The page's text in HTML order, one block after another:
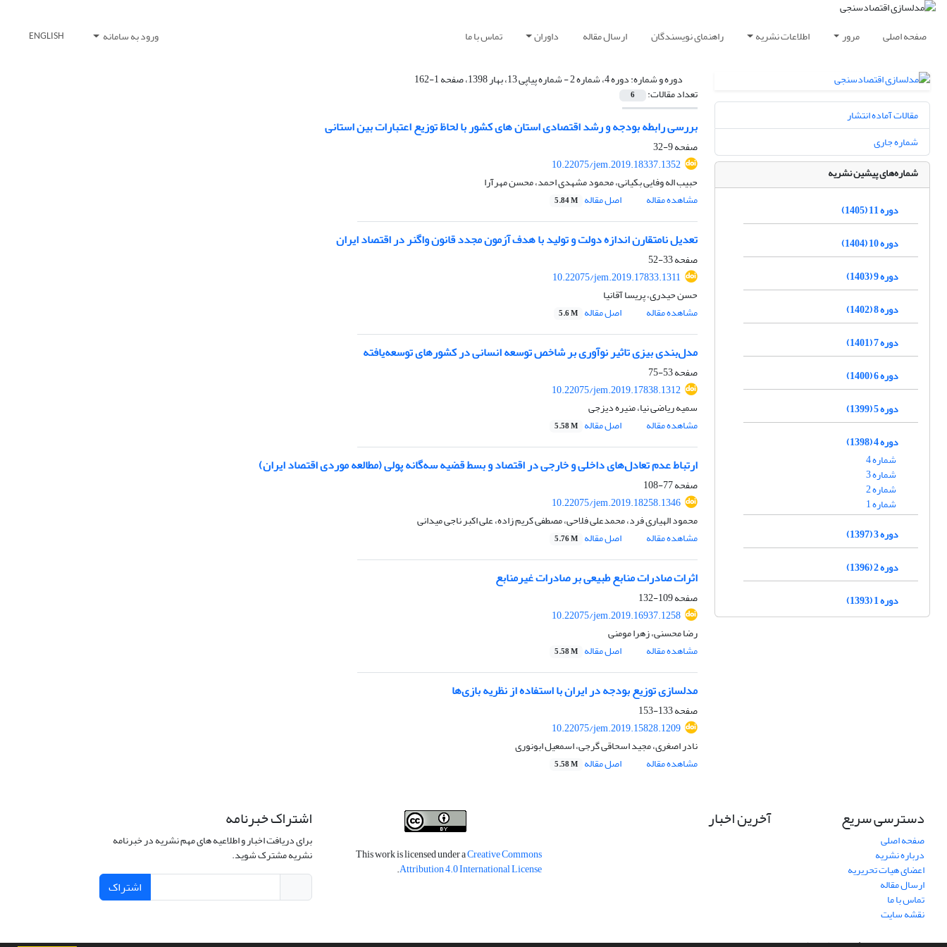
صفحه اصلی مرور اطلاعات نشریه راهنمای نویسندگان ارسال مقاله داوران تماس با ما ورود به سامانه ENGLISH
دوره و شماره:دوره 4، شماره 2 - شماره پیاپی 13، بهار 1398، صفحه 1-162
تعداد مقالات: 6
بررسی رابطه بودجه و رشد اقتصادی استان های کشور با لحاظ توزیع اعتبارات بین استانی
صفحه9-32
10.22075/jem.2019.18337.1352
حبیب اله وفایی بکیانی، محمود مشهدی احمد، محسن مهرآرا
مشاهده مقاله
اصل مقاله 5.84 M
تعدیل نامتقارن اندازه دولت و تولید با هدف آزمون مجدد قانون واگنر در اقتصاد ایران
صفحه33-52
10.22075/jem.2019.17833.1311
حسن حیدری، پریسا آقانیا
مشاهده مقاله
اصل مقاله 5.6 M
مدل‌بندی بیزی تاثیر نوآوری بر شاخص توسعه انسانی در کشورهای توسعه‌یافته
صفحه53-75
10.22075/jem.2019.17838.1312
سمیه ریاضی نیا، منیره دیزجی
مشاهده مقاله
اصل مقاله 5.58 M
ارتباط عدم تعادل‌های داخلی و خارجی در اقتصاد و بسط قضیه‌ سه‌گانه پولی (مطالعه موردی اقتصاد ایران)
صفحه77-108
10.22075/jem.2019.18258.1346
محمود الهیاری فرد، محمدعلی فلاحی، مصطفی کریم زاده، علی اکبر ناجی میدانی
مشاهده مقاله
اصل مقاله 5.76 M
اثرات صادرات منابع طبیعی بر صادرات غیرمنابع
صفحه109-132
10.22075/jem.2019.16937.1258
رضا محسنی، زهرا مومنی
مشاهده مقاله
اصل مقاله 5.58 M
مدلسازی توزیع بودجه در ایران با استفاده از نظریه بازی‌ها
صفحه133-153
10.22075/jem.2019.15828.1209
نادر اصغری، مجید اسحاقی گرجی، اسمعیل ابونوری
مشاهده مقاله
اصل مقاله 5.58 M
مقالات آماده انتشار
شماره جاری
شماره‌های پیشین نشریه
دوره 11 (1405)
دوره 10 (1404)
دوره 9 (1403)
دوره 8 (1402)
دوره 7 (1401)
دوره 6 (1400)
دوره 5 (1399)
دوره 4 (1398)
شماره 4
شماره 3
شماره 2
شماره 1
دوره 3 (1397)
دوره 2 (1396)
دوره 1 (1393)
دسترسی سریع
صفحه اصلی
درباره نشریه
اعضای هیات تحریریه
ارسال مقاله
تماس با ما
نقشه سایت
آخرین اخبار
This work is licensed under aCreative Commons
Attribution 4.0 International License
.
اشتراک خبرنامه
برای دریافت اخبار و اطلاعیه های مهم نشریه در خبرنامه
نشریه مشترک شوید.
اشتراک